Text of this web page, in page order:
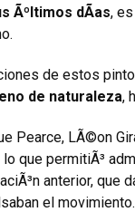
Ãºltimos dÃ­as,
de estos
de naturaleza,
Pearce, LÃ©on
que permitiÃ³
anterior,
el movimiento.